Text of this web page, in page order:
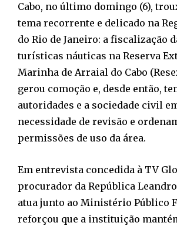
Cabo, no último domingo (6),
tema recorrente e delicado na
do Rio de Janeiro: a fiscalização
turísticas náuticas na Reserva
Marinha de Arraial do Cabo
gerou comoção e, desde então,
autoridades e a sociedade civil
necessidade de revisão e
permissões de uso da área.
Em entrevista concedida à TV
procurador da República
atua junto ao Ministério Público
reforçou que a instituição